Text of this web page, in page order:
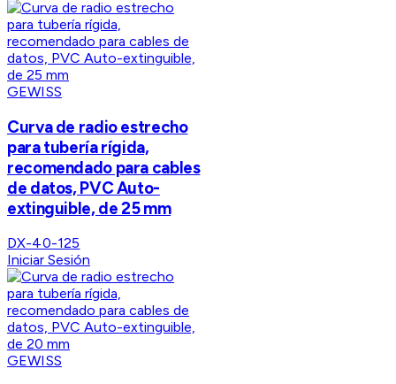
GEWISS
Curva de radio estrecho
para tubería rígida,
recomendado para cables
de datos, PVC Auto-
extinguible, de 25 mm
DX-40-125
Iniciar Sesión
GEWISS